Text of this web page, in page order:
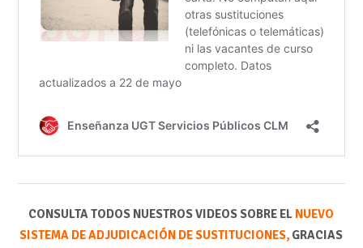
CONSULTA TODOS NUESTROS VIDEOS SOBRE EL NUEVO
SISTEMA DE ADJUDICACIÓN DE SUSTITUCIONES, GRACIAS